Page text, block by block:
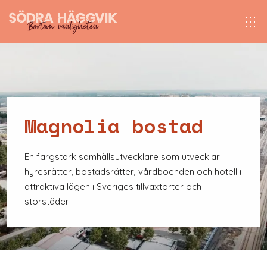
Magnolia bostad
En färgstark samhällsutvecklare som utvecklar
hyresrätter, bostadsrätter, vårdboenden och hotell i
attraktiva lägen i Sveriges tillväxtorter och
storstäder.